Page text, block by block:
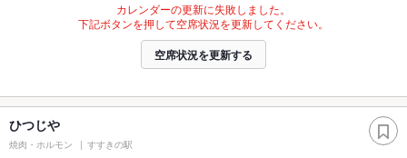
カレンダーの更新に失敗しました。
下記ボタンを押して空席状況を更新してください。
空席状況を更新する
ひつじや
焼肉・ホルモン すすきの駅